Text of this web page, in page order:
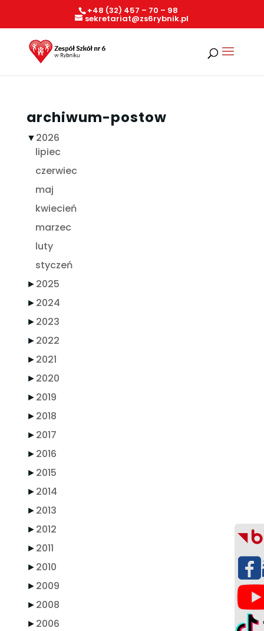
+48 (32) 457 – 70 – 98
sekretariat@zs6rybnik.pl
archiwum-postow
▼2026
lipiec
czerwiec
maj
kwiecień
marzec
luty
styczeń
►2025
►2024
►2023
►2022
►2021
►2020
►2019
►2018
►2017
►2016
►2015
►2014
►2013
►2012
►2011
►2010
►2009
►2008
►2006